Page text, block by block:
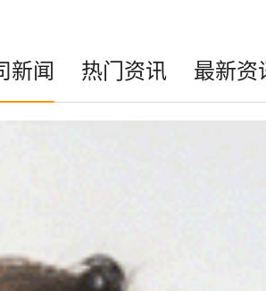
新闻 热门资讯 最新资